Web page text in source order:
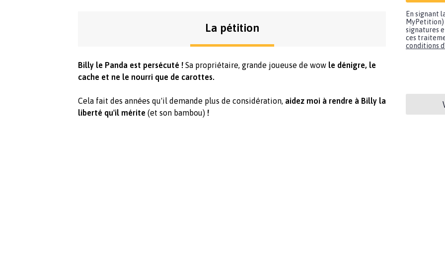
La pétition
Billy le Panda est persécuté ! Sa propriétaire, grande joueuse de wow le dénigre, le
cache et ne le nourri que de carottes.
Cela fait des années qu'il demande plus de considération, aidez moi à rendre à Billy la
liberté qu'il mérite (et son bambou) !
En signant
MyPetition)
signatures
ces
conditions